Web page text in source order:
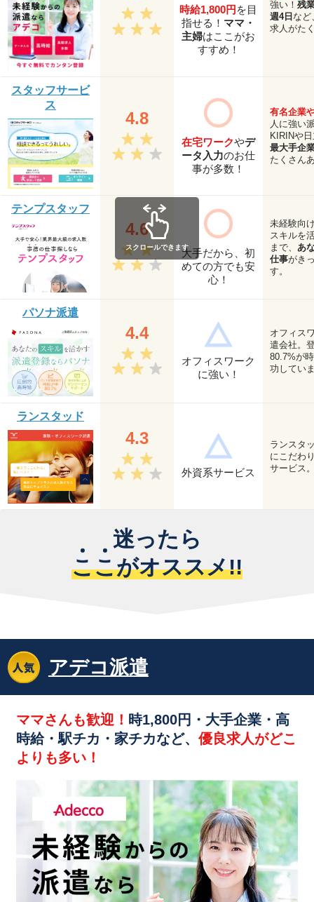
時給1,800円 を目
指せる！ ママ・
主婦はここがお
すすめ！
強い！残
週4日 など
求人がた
スタッフサービ
ス
4.8
在宅ワークやデ
ータ入力のお仕
事が多数！
有名企業
人に強い
KIRINや
最大手企
たくさん
テンプスタッフ
4.6
大手だから、初
めての方でも安
心！
未経験向
スキルを
まで、あ
仕事がき
す。
パソナ派遣
4.4
オフィスワーク
に強い！
オフィス
遣会社。
80.7%が
功してい
ランスタッド
4.3
外資系サービス
ランスタ
にこだわ
サービス
スクロールできます
迷ったら
ここがオススメ!!
アデコ派遣
ママさんも歓迎！ 時1,800円・大手企業・高
時給・駅チカ・家チカなど、 優良求人がどこ
よりも多い！